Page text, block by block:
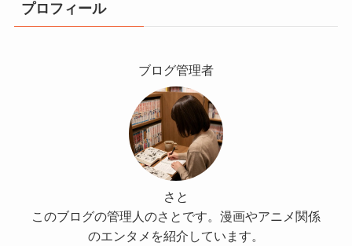
プロフィール
ブログ管理者
さと
このブログの管理人のさとです。漫画やアニメ関係
のエンタメを紹介しています。